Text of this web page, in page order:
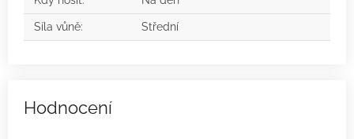
Síla vůně: Střední